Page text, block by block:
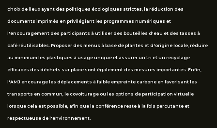
choix de lieux ayant des politiques écologiques strictes, la réduction des
documents imprimés en privilégiant les programmes numériques et
l'encouragement des participants à utiliser des bouteilles d'eau et des tasses à
café réutilisables. Proposer des menus à base de plantes et d'origine locale, réduire
au minimum les plastiques à usage unique et assurer un tri et un recyclage
efficaces des déchets sur place sont également des mesures importantes. Enfin,
l'AMJ encourage les déplacements à faible empreinte carbone en favorisant les
transports en commun, le covoiturage ou les options de participation virtuelle
lorsque cela est possible, afin que la conférence reste à la fois percutante et
respectueuse de l'environnement.